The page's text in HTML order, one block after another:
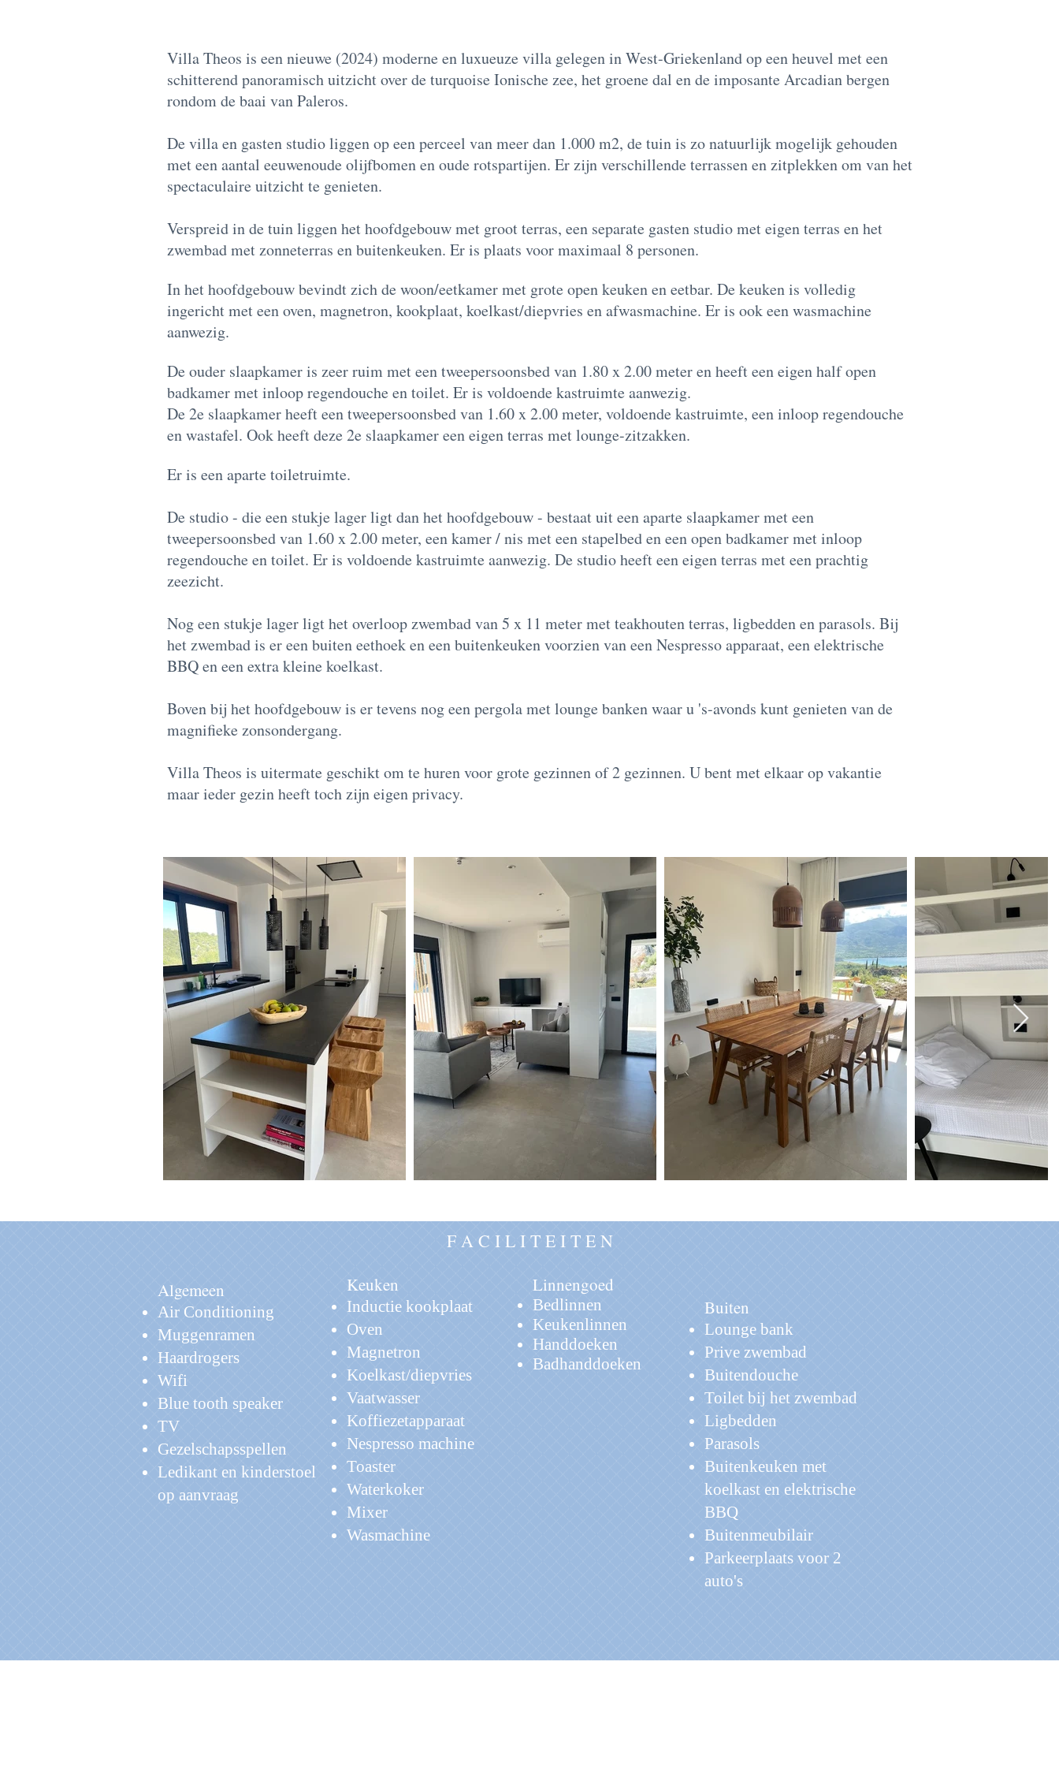
Villa Theos is een nieuwe (2024) moderne en luxueuze villa gelegen in West-Griekenland op een heuvel met een
schitterend panoramisch uitzicht over de turquoise Ionische zee, het groene dal en de imposante Arcadian bergen
rondom de baai van Paleros.
De villa en gasten studio liggen op een perceel van meer dan 1.000 m2, de tuin is zo natuurlijk mogelijk gehouden
met een aantal eeuwenoude olijfbomen en oude rotspartijen. Er zijn verschillende terrassen en zitplekken om van het
spectaculaire uitzicht te genieten.
Verspreid in de tuin liggen het hoofdgebouw met groot terras, een separate gasten studio met eigen terras en het
zwembad met zonneterras en buitenkeuken. Er is plaats voor maximaal 8 personen.
In het hoofdgebouw bevindt zich de woon/eetkamer met grote open keuken en eetbar. De keuken is volledig
ingericht met een oven, magnetron, kookplaat, koelkast/diepvries en afwasmachine. Er is ook een wasmachine
aanwezig.
De ouder slaapkamer is zeer ruim met een tweepersoonsbed van 1.80 x 2.00 meter en heeft een eigen half open
badkamer met inloop regendouche en toilet. Er is voldoende kastruimte aanwezig.
De 2e slaapkamer heeft een tweepersoonsbed van 1.60 x 2.00 meter, voldoende kastruimte, een inloop regendouche
en wastafel. Ook heeft deze 2e slaapkamer een eigen terras met lounge-zitzakken.
Er is een aparte toiletruimte.
De studio - die een stukje lager ligt dan het hoofdgebouw - bestaat uit een aparte slaapkamer met een
tweepersoonsbed van 1.60 x 2.00 meter, een kamer / nis met een stapelbed en een open badkamer met inloop
regendouche en toilet. Er is voldoende kastruimte aanwezig. De studio heeft een eigen terras met een prachtig
zeezicht.
Nog een stukje lager ligt het overloop zwembad van 5 x 11 meter met teakhouten terras, ligbedden en parasols. Bij
het zwembad is er een buiten eethoek en een buitenkeuken voorzien van een Nespresso apparaat, een elektrische
BBQ en een extra kleine koelkast.
Boven bij het hoofdgebouw is er tevens nog een pergola met lounge banken waar u 's-avonds kunt genieten van de
magnifieke zonsondergang.
Villa Theos is uitermate geschikt om te huren voor grote gezinnen of 2 gezinnen. U bent met elkaar op vakantie
maar ieder gezin heeft toch zijn eigen privacy.
F A C I L I T E I T E N
Algemeen
Air Conditioning
Muggenramen
Haardrogers
Wifi
Blue tooth speaker
TV
Gezelschapsspellen
Ledikant en kinderstoel
op aanvraag
Buiten
Lounge bank
Prive zwembad
Buitendouche
Toilet bij het zwembad
Ligbedden
Parasols
Buitenkeuken met
koelkast en elektrische
BBQ
Buitenmeubilair
Parkeerplaats voor 2
auto's
Keuken
Inductie kookplaat
Oven
Magnetron
Koelkast/diepvries
Vaatwasser
Koffiezetapparaat
Nespresso machine
Toaster
Waterkoker
Mixer
Wasmachine
Linnengoed
Bedlinnen
Keukenlinnen
Handdoeken
Badhanddoeken